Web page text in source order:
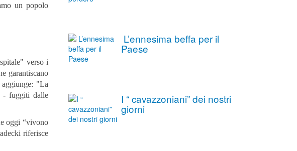
un popolo
verso i
garantiscano
"La
- fuggiti dalle
oggi “vivono
riferisce
L’ennesima beffa per il
Paese
I “ cavazzoniani” dei nostri
giorni